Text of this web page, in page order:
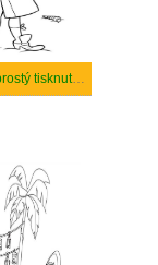
Jake a Piráti prostý tisknutelné